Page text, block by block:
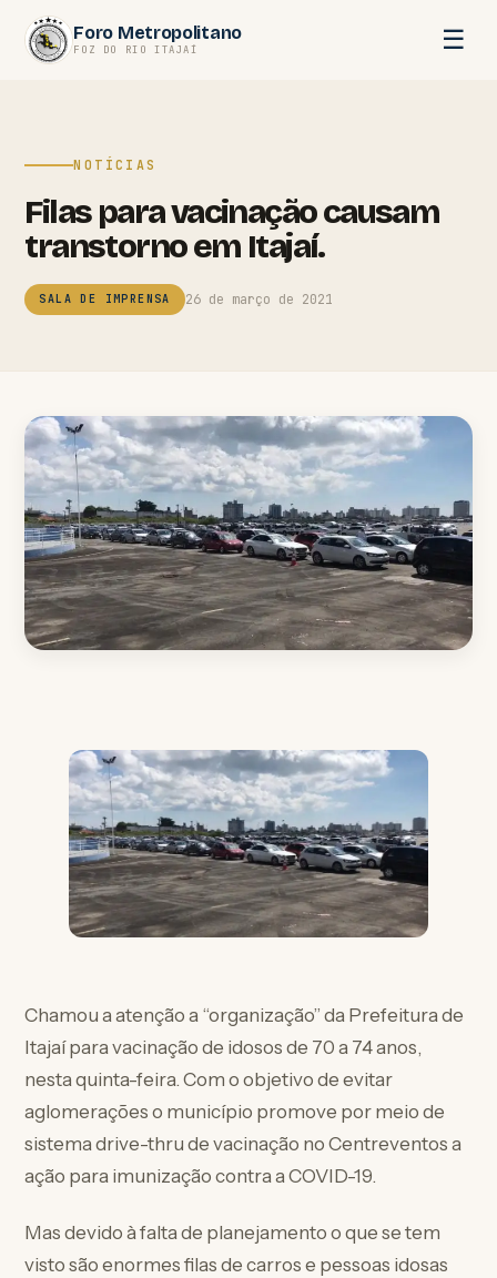
para
Foro Metropolitano
FOZ DO RIO ITAJAÍ ☰
NOTÍCIAS
Filas para vacinação causam
transtorno em Itajaí.
SALA DE IMPRENSA 26 de março de 2021
Chamou a atenção a “organização” da Prefeitura de
Itajaí para vacinação de idosos de 70 a 74 anos,
nesta quinta-feira. Com o objetivo de evitar
aglomerações o município promove por meio de
sistema drive-thru de vacinação no Centreventos a
ação para imunização contra a COVID-19.
Mas devido à falta de planejamento o que se tem
visto são enormes filas de carros e pessoas idosas